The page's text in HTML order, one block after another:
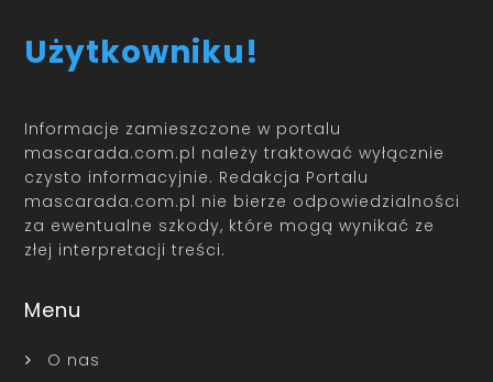
Użytkowniku!
Informacje zamieszczone w portalu
mascarada.com.pl należy traktować wyłącznie
czysto informacyjnie. Redakcja Portalu
mascarada.com.pl nie bierze odpowiedzialności
za ewentualne szkody, które mogą wynikać ze
złej interpretacji treści.
Menu
O nas